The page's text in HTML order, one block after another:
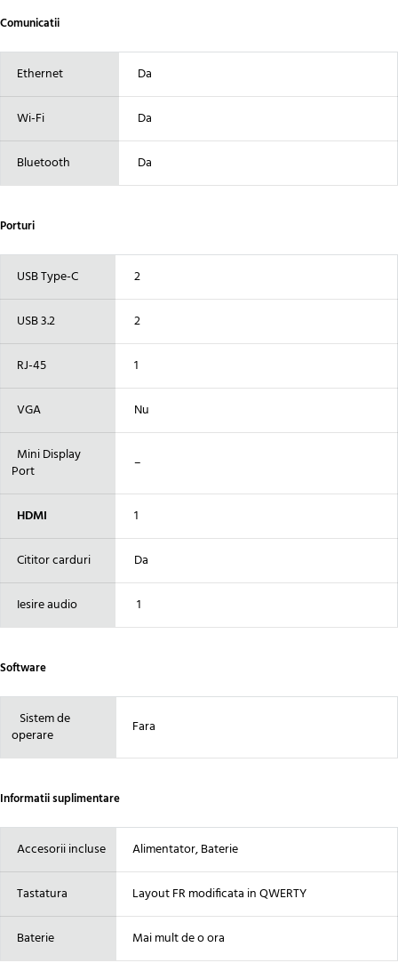
Comunicatii
Ethernet Da
Wi-Fi Da
Bluetooth Da
Porturi
USB Type-C 2
USB 3.2 2
RJ-45 1
VGA Nu
Mini Display
Port
–
HDMI 1
Cititor carduri Da
Iesire audio 1
Software
Sistem de
operare
Fara
Informatii suplimentare
Accesorii incluse Alimentator, Baterie
Tastatura Layout FR modificata in QWERTY
Baterie Mai mult de o ora